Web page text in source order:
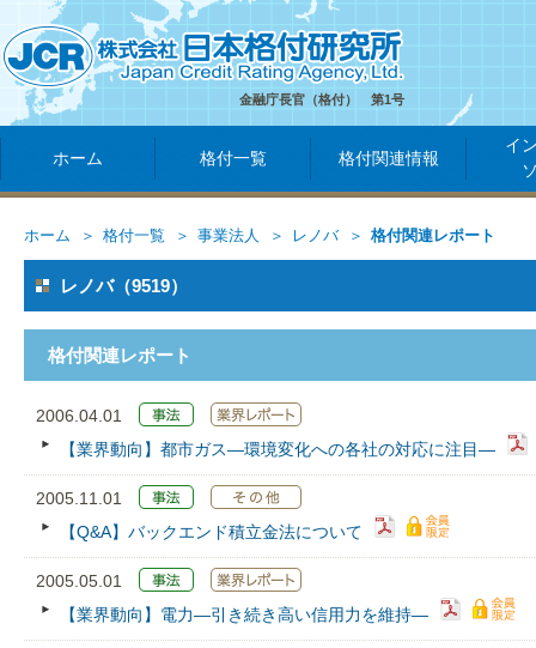
金融庁長官（格付） 第1号
ホーム 格付一覧 格付関連情報
イ
ホーム 格付一覧 事業法人 レノバ 格付関連レポート
レノバ（9519）
格付関連レポート
2006.04.01
【業界動向】都市ガス―環境変化への各社の対応に注目―
2005.11.01
【Q&A】バックエンド積立金法について
2005.05.01
【業界動向】電力―引き続き高い信用力を維持―